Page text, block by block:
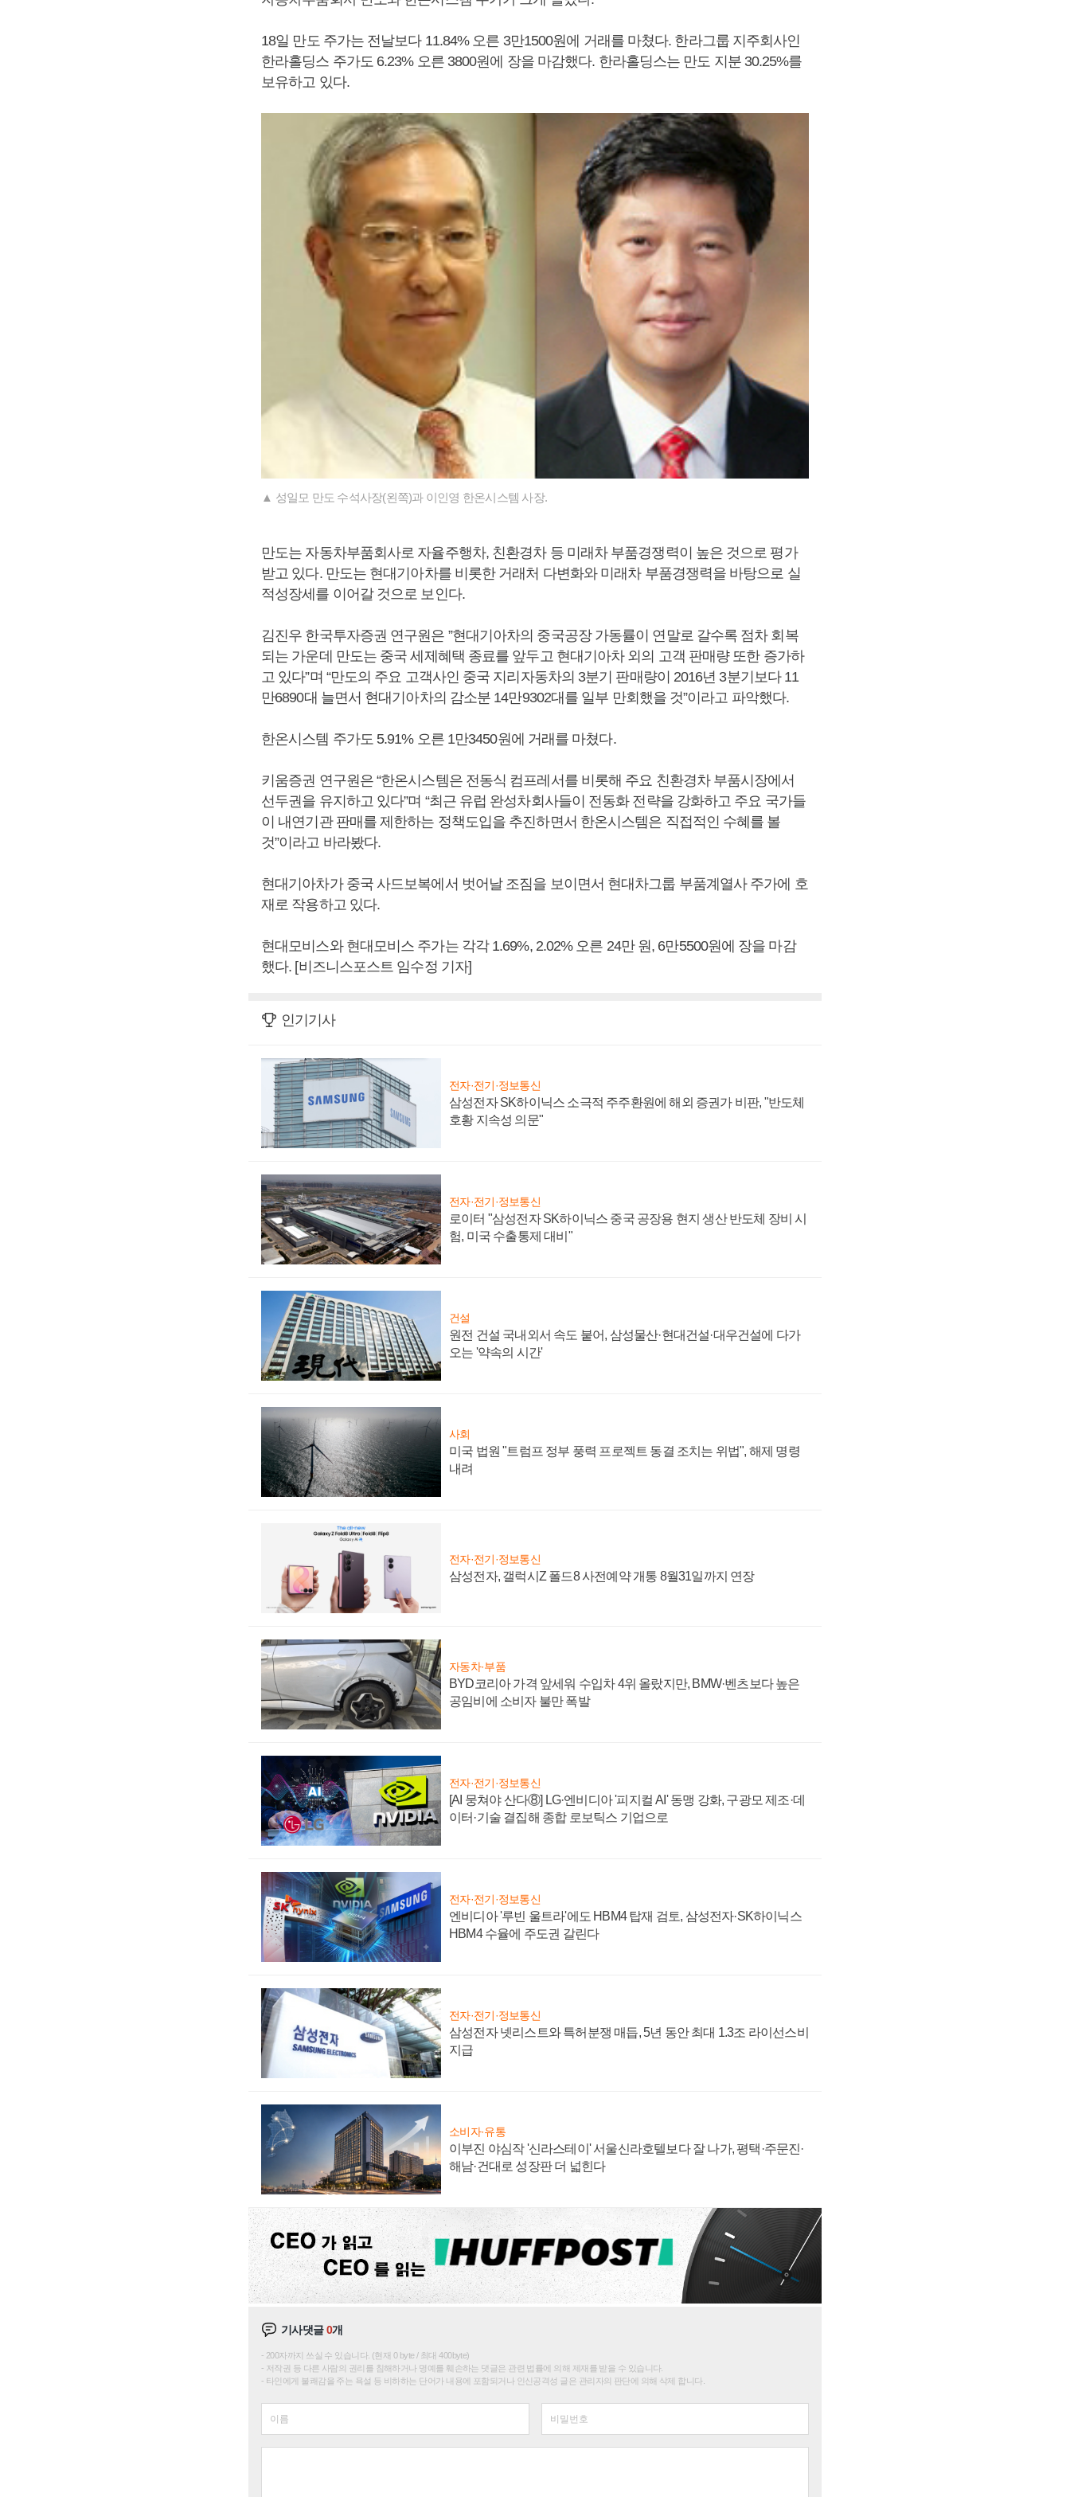
18일 만도 주가는 전날보다 11.84% 오른 3만1500원에 거래를 마쳤다. 한라그룹 지주회사인
한라홀딩스 주가도 6.23% 오른 3800원에 장을 마감했다. 한라홀딩스는 만도 지분 30.25%를
보유하고 있다.
▲ 성일모 만도 수석사장(왼쪽)과 이인영 한온시스템 사장.
만도는 자동차부품회사로 자율주행차, 친환경차 등 미래차 부품경쟁력이 높은 것으로 평가
받고 있다. 만도는 현대기아차를 비롯한 거래처 다변화와 미래차 부품경쟁력을 바탕으로 실
적성장세를 이어갈 것으로 보인다.
김진우 한국투자증권 연구원은 ”현대기아차의 중국공장 가동률이 연말로 갈수록 점차 회복
되는 가운데 만도는 중국 세제혜택 종료를 앞두고 현대기아차 외의 고객 판매량 또한 증가하
고 있다”며 “만도의 주요 고객사인 중국 지리자동차의 3분기 판매량이 2016년 3분기보다 11
만6890대 늘면서 현대기아차의 감소분 14만9302대를 일부 만회했을 것”이라고 파악했다.
한온시스템 주가도 5.91% 오른 1만3450원에 거래를 마쳤다.
키움증권 연구원은 “한온시스템은 전동식 컴프레서를 비롯해 주요 친환경차 부품시장에서
선두권을 유지하고 있다”며 “최근 유럽 완성차회사들이 전동화 전략을 강화하고 주요 국가들
이 내연기관 판매를 제한하는 정책도입을 추진하면서 한온시스템은 직접적인 수혜를 볼
것”이라고 바라봤다.
현대기아차가 중국 사드보복에서 벗어날 조짐을 보이면서 현대차그룹 부품계열사 주가에 호
재로 작용하고 있다.
현대모비스와 현대모비스 주가는 각각 1.69%, 2.02% 오른 24만 원, 6만5500원에 장을 마감
했다. [비즈니스포스트 임수정 기자]
인기기사
전자·전기·정보통신
삼성전자 SK하이닉스 소극적 주주환원에 해외 증권가 비판, "반도체
호황 지속성 의문"
전자·전기·정보통신
로이터 "삼성전자 SK하이닉스 중국 공장용 현지 생산 반도체 장비 시
험, 미국 수출통제 대비"
건설
원전 건설 국내외서 속도 붙어, 삼성물산·현대건설·대우건설에 다가
오는 '약속의 시간'
사회
미국 법원 "트럼프 정부 풍력 프로젝트 동결 조치는 위법", 해제 명령
내려
전자·전기·정보통신
삼성전자, 갤럭시Z 폴드8 사전예약 개통 8월31일까지 연장
자동차·부품
BYD코리아 가격 앞세워 수입차 4위 올랐지만, BMW·벤츠보다 높은
공임비에 소비자 불만 폭발
전자·전기·정보통신
[AI 뭉쳐야 산다⑧] LG·엔비디아 '피지컬 AI' 동맹 강화, 구광모 제조·데
이터·기술 결집해 종합 로보틱스 기업으로
전자·전기·정보통신
엔비디아 '루빈 울트라'에도 HBM4 탑재 검토, 삼성전자·SK하이닉스
HBM4 수율에 주도권 갈린다
전자·전기·정보통신
삼성전자 넷리스트와 특허분쟁 매듭, 5년 동안 최대 1.3조 라이선스비
지급
소비자·유통
이부진 야심작 '신라스테이' 서울신라호텔보다 잘 나가, 평택·주문진·
해남·건대로 성장판 더 넓힌다
기사댓글0개
200자까지 쓰실 수 있습니다. (현재 0 byte / 최대 400byte)
저작권 등 다른 사람의 권리를 침해하거나 명예를 훼손하는 댓글은 관련 법률에 의해 제재를 받을 수 있습니다.
타인에게 불쾌감을 주는 욕설 등 비하하는 단어가 내용에 포함되거나 인신공격성 글은 관리자의 판단에 의해 삭제 합니다.